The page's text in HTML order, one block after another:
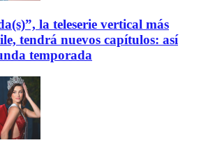
la teleserie vertical más
tendrá nuevos capítulos: así
temporada